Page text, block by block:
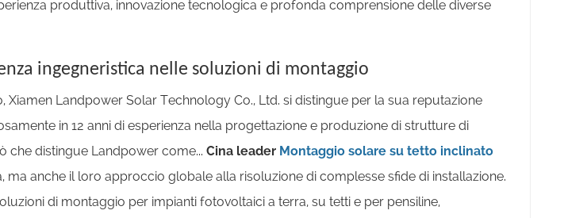
produttiva, innovazione tecnologica e profonda comprensione delle diverse
ingegneristica nelle soluzioni di montaggio
Landpower Solar Technology Co., Ltd. si distingue per la sua reputazione
in 12 anni di esperienza nella progettazione e produzione di strutture di
che distingue Landpower come...Cina leader Montaggio solare su tetto inclinato
ma anche il loro approccio globale alla risoluzione di complesse sfide di installazione.
di montaggio per impianti fotovoltaici a terra, su tetti e per pensiline,